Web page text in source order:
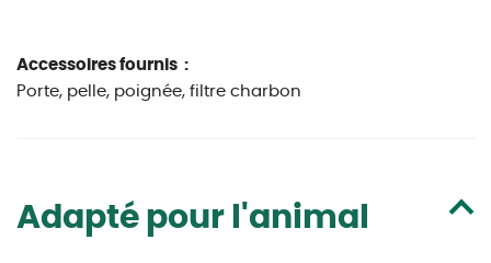
Accessoires fournis :
Porte, pelle, poignée, filtre charbon
Adapté pour l'animal